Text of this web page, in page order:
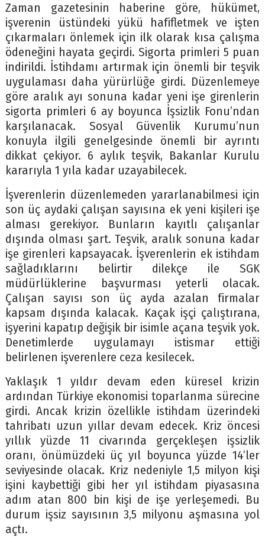
Zaman gazetesinin haberine göre, hükümet,
işverenin üstündeki yükü hafifletmek ve işten
çıkarmaları önlemek için ilk olarak kısa çalışma
ödeneğini hayata geçirdi. Sigorta primleri 5 puan
indirildi. İstihdamı artırmak için önemli bir teşvik
uygulaması daha yürürlüğe girdi. Düzenlemeye
göre aralık ayı sonuna kadar yeni işe girenlerin
sigorta primleri 6 ay boyunca İşsizlik Fonu’ndan
karşılanacak. Sosyal Güvenlik Kurumu’nun
konuyla ilgili genelgesinde önemli bir ayrıntı
dikkat çekiyor. 6 aylık teşvik, Bakanlar Kurulu
kararıyla 1 yıla kadar uzayabilecek.
İşverenlerin düzenlemeden yararlanabilmesi için
son üç aydaki çalışan sayısına ek yeni kişileri işe
alması gerekiyor. Bunların kayıtlı çalışanlar
dışında olması şart. Teşvik, aralık sonuna kadar
işe girenleri kapsayacak. İşverenlerin ek istihdam
sağladıklarını belirtir dilekçe ile SGK
müdürlüklerine başvurması yeterli olacak.
Çalışan sayısı son üç ayda azalan firmalar
kapsam dışında kalacak. Kaçak işçi çalıştırana,
işyerini kapatıp değişik bir isimle açana teşvik yok.
Denetimlerde uygulamayı istismar ettiği
belirlenen işverenlere ceza kesilecek.
Yaklaşık 1 yıldır devam eden küresel krizin
ardından Türkiye ekonomisi toparlanma sürecine
girdi. Ancak krizin özellikle istihdam üzerindeki
tahribatı uzun yıllar devam edecek. Kriz öncesi
yıllık yüzde 11 civarında gerçekleşen işsizlik
oranı, önümüzdeki üç yıl boyunca yüzde 14’ler
seviyesinde olacak. Kriz nedeniyle 1,5 milyon kişi
işini kaybettiği gibi her yıl istihdam piyasasına
adım atan 800 bin kişi de işe yerleşemedi. Bu
durum işsiz sayısının 3,5 milyonu aşmasına yol
açtı.